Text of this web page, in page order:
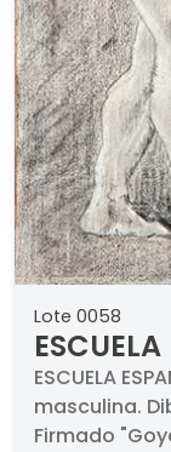
Lote 0058
-
ESCUELA
masculina.
Firmado